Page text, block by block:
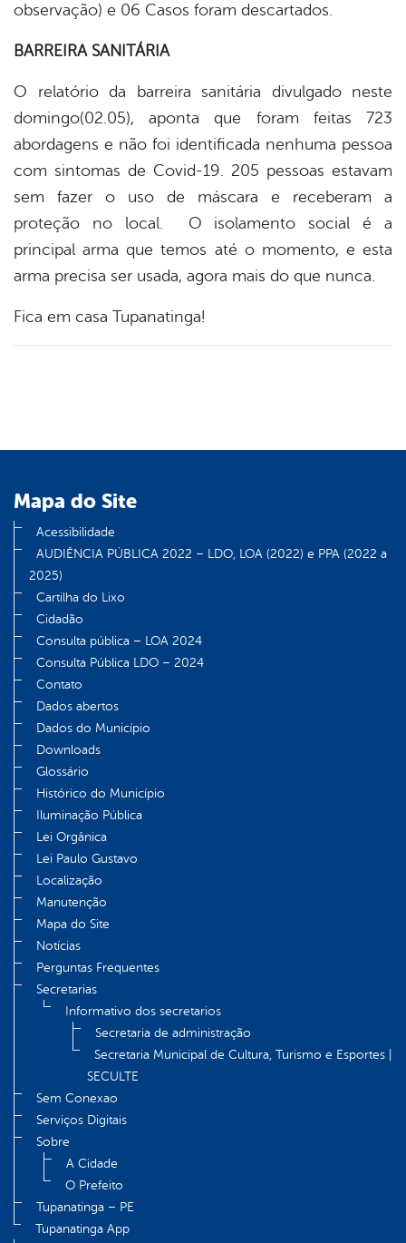
observação) e 06 Casos foram descartados.
BARREIRA SANITÁRIA
O relatório da barreira sanitária divulgado neste
domingo(02.05), aponta que foram feitas 723
abordagens e não foi identificada nenhuma pessoa
com sintomas de Covid-19. 205 pessoas estavam
sem fazer o uso de máscara e receberam a
proteção no local. O isolamento social é a
principal arma que temos até o momento, e esta
arma precisa ser usada, agora mais do que nunca.
Fica em casa Tupanatinga!
Mapa do Site
Acessibilidade
AUDIÊNCIA PÚBLICA 2022 – LDO, LOA (2022) e PPA (2022 a
2025)
Cartilha do Lixo
Cidadão
Consulta pública – LOA 2024
Consulta Pública LDO – 2024
Contato
Dados abertos
Dados do Município
Downloads
Glossário
Histórico do Município
Iluminação Pública
Lei Orgânica
Lei Paulo Gustavo
Localização
Manutenção
Mapa do Site
Notícias
Perguntas Frequentes
Secretarias
Informativo dos secretarios
Secretaria de administração
Secretaria Municipal de Cultura, Turismo e Esportes |
SECULTE
Sem Conexao
Serviços Digitais
Sobre
A Cidade
O Prefeito
Tupanatinga – PE
Tupanatinga App